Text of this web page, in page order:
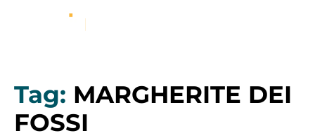
Tag: MARGHERITE DEI
FOSSI